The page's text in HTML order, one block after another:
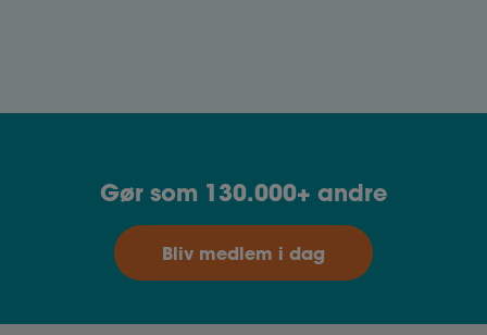
Gør som 130.000+ andre
Bliv medlem i dag